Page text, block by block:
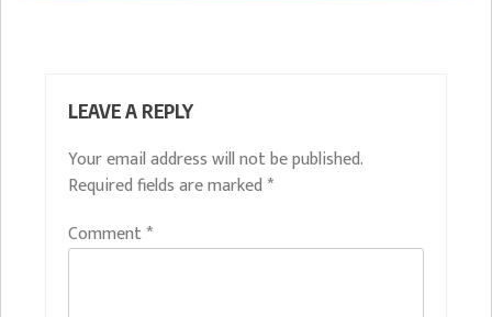
LEAVE A REPLY
Your email address will not be published.
Required fields are marked *
Comment*